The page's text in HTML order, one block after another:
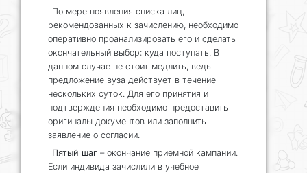
По мере появления списка лиц,
рекомендованных к зачислению, необходимо
оперативно проанализировать его и сделать
окончательный выбор: куда поступать. В
данном случае не стоит медлить, ведь
предложение вуза действует в течение
нескольких суток. Для его принятия и
подтверждения необходимо предоставить
оригиналы документов или заполнить
заявление о согласии.
Пятый шаг – окончание приемной кампании.
Если индивида зачислили в учебное